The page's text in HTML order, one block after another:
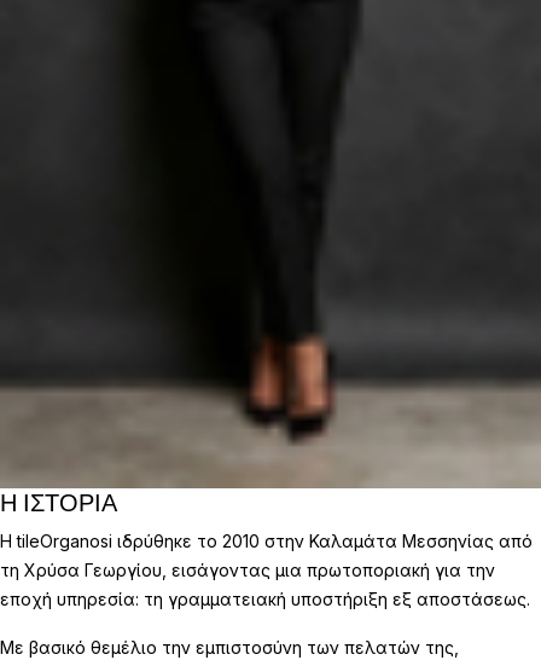
Η ΙΣΤΟΡΙΑ
Η tileOrganosi ιδρύθηκε το 2010 στην Καλαμάτα Μεσσηνίας από
τη Χρύσα Γεωργίου, εισάγοντας μια πρωτοποριακή για την
εποχή υπηρεσία: τη γραμματειακή υποστήριξη εξ αποστάσεως.
Με βασικό θεμέλιο την εμπιστοσύνη των πελατών της,